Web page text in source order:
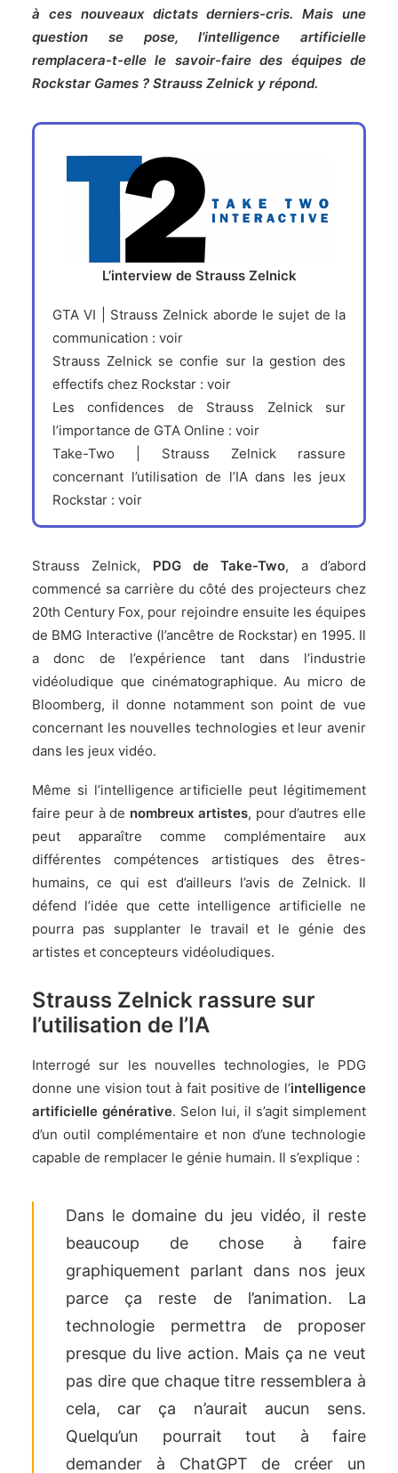
à ces nouveaux dictats derniers-cris. Mais une
question se pose, l’intelligence artificielle
remplacera-t-elle le savoir-faire des équipes de
Rockstar Games ? Strauss Zelnick y répond.
L’interview de Strauss Zelnick
GTA VI | Strauss Zelnick aborde le sujet de la
communication : voir
Strauss Zelnick se confie sur la gestion des
effectifs chez Rockstar : voir
Les confidences de Strauss Zelnick sur
l’importance de GTA Online : voir
Take-Two | Strauss Zelnick rassure
concernant l’utilisation de l’IA dans les jeux
Rockstar : voir
Strauss Zelnick, PDG de Take-Two, a d’abord
commencé sa carrière du côté des projecteurs chez
20th Century Fox, pour rejoindre ensuite les équipes
de BMG Interactive (l’ancêtre de Rockstar) en 1995. Il
a donc de l’expérience tant dans l’industrie
vidéoludique que cinématographique. Au micro de
Bloomberg, il donne notamment son point de vue
concernant les nouvelles technologies et leur avenir
dans les jeux vidéo.
Même si l’intelligence artificielle peut légitimement
faire peur à de nombreux artistes, pour d’autres elle
peut apparaître comme complémentaire aux
différentes compétences artistiques des êtres-
humains, ce qui est d’ailleurs l’avis de Zelnick. Il
défend l’idée que cette intelligence artificielle ne
pourra pas supplanter le travail et le génie des
artistes et concepteurs vidéoludiques.
Strauss Zelnick rassure sur
l’utilisation de l’IA
Interrogé sur les nouvelles technologies, le PDG
donne une vision tout à fait positive de l’intelligence
artificielle générative. Selon lui, il s’agit simplement
d’un outil complémentaire et non d’une technologie
capable de remplacer le génie humain. Il s’explique :
Dans le domaine du jeu vidéo, il reste
beaucoup de chose à faire
graphiquement parlant dans nos jeux
parce ça reste de l’animation. La
technologie permettra de proposer
presque du live action. Mais ça ne veut
pas dire que chaque titre ressemblera à
cela, car ça n’aurait aucun sens.
Quelqu’un pourrait tout à faire
demander à ChatGPT de créer un